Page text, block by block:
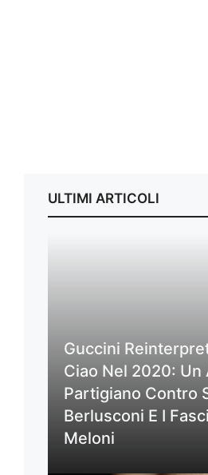
ULTIMI ARTICOLI
Guccini
Ciao Nel 2020: Un
Partigiano Contro
Berlusconi E I
Meloni